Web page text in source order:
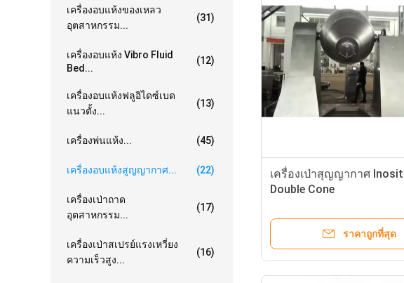
เครื่องอบแห้งของเหลว
อุตสาหกรรม...
(31)
เครื่องอบแห้ง Vibro Fluid
Bed...
(12)
เครื่องอบแห้งฟลูอิไดซ์เบด
แนวตั้ง...
(13)
เครื่องพ่นแห้ง... (45)
เครื่องอบแห้งสูญญากาศ... (22)
เครื่องเป่าถาด
อุตสาหกรรม...
(17)
เครื่องเป่าสเปรย์แรงเหวี่ยง
ความเร็วสูง...
(16)
เครื่องเป่าสุญญากาศ
Double Cone
ราคาถูกที่สุด